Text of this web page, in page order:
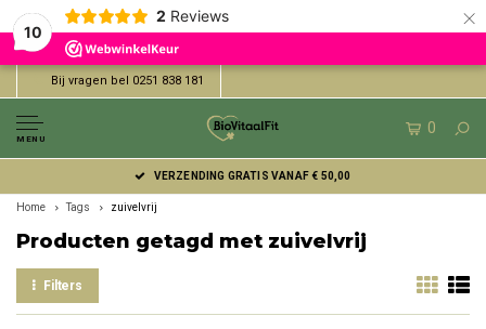
10
2 Reviews ×
Bij vragen bel 0251 838 181
MENU
0
VERZENDING GRATIS VANAF € 50,00
Home Tags zuivelvrij
Producten getagd met zuivelvrij
Filters